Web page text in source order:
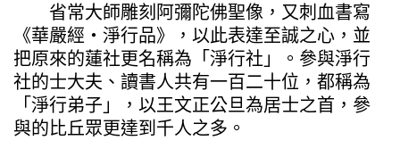
省常大師雕刻阿彌陀佛聖像，又刺血書寫
《華嚴經・淨行品》，以此表達至誠之心，並
把原來的蓮社更名稱為「淨行社」。參與淨行
社的士大夫、讀書人共有一百二十位，都稱為
「淨行弟子」，以王文正公旦為居士之首，參
與的比丘眾更達到千人之多。